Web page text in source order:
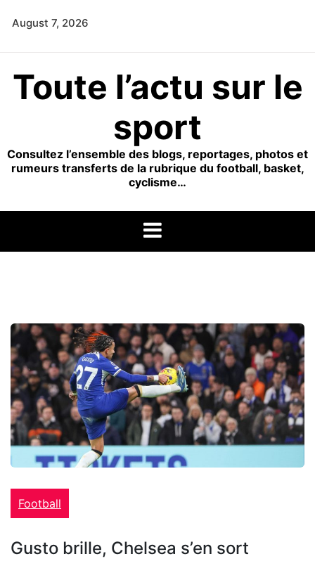
August 7, 2026
Toute l’actu sur le
sport
Consultez l’ensemble des blogs, reportages, photos et
rumeurs transferts de la rubrique du football, basket,
cyclisme…
Football
Gusto brille, Chelsea s’en sort